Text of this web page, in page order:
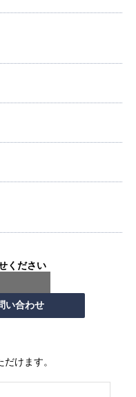
ください
けます。